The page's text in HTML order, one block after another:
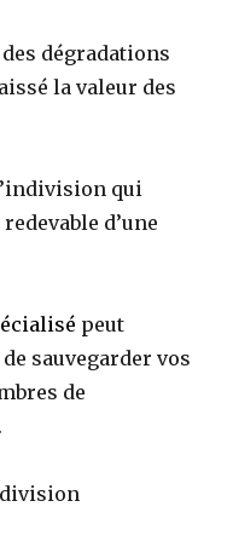
dégradations
la valeur des
qui
d’une
peut
sauvegarder vos
de